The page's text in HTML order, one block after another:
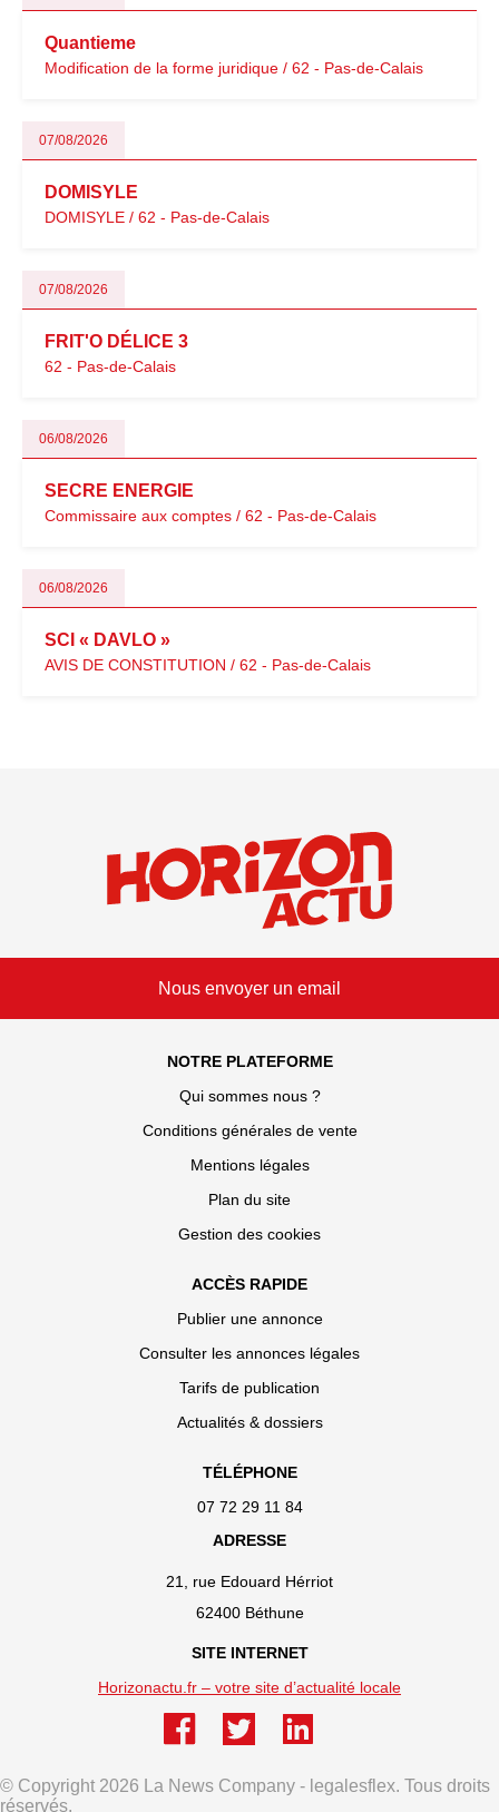
Quantieme
Modification de la forme juridique / 62 - Pas-de-Calais
07/08/2026
DOMISYLE
DOMISYLE / 62 - Pas-de-Calais
07/08/2026
FRIT'O DÉLICE 3
62 - Pas-de-Calais
06/08/2026
SECRE ENERGIE
Commissaire aux comptes / 62 - Pas-de-Calais
06/08/2026
SCI « DAVLO »
AVIS DE CONSTITUTION / 62 - Pas-de-Calais
Nous envoyer un email
NOTRE PLATEFORME
Qui sommes nous ?
Conditions générales de vente
Mentions légales
Plan du site
Gestion des cookies
ACCÈS RAPIDE
Publier une annonce
Consulter les annonces légales
Tarifs de publication
Actualités & dossiers
TÉLÉPHONE
07 72 29 11 84
ADRESSE
21, rue Edouard Hérriot
62400 Béthune
SITE INTERNET
Horizonactu.fr – votre site d’actualité locale
© Copyright 2026 La News Company - legalesflex. Tous droits
réservés.